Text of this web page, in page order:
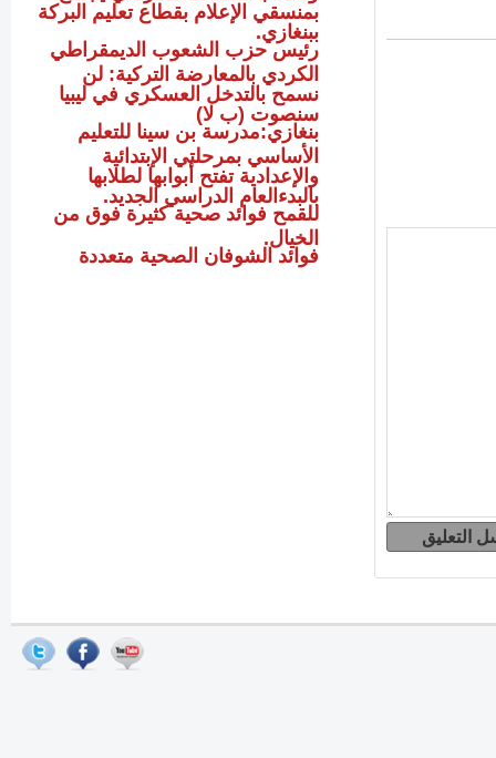
بمنسقي الإعلام بقطاع تعليم البركة
ببنغازي.
رئيس حزب الشعوب الديمقراطي
الكردي بالمعارضة التركية: لن
نسمح بالتدخل العسكري في ليبيا
سنصوت (ب لا)
بنغازي:مدرسة بن سينا للتعليم
الأساسي بمرحلتي الإبتدائية
والإعدادية تفتح أبوابها لطلابها
بالبدءالعام الدراسي الجديد.
للقمح فوائد صحية كثيرة فوق من
الخيال.
فوائد الشوفان الصحية متعددة